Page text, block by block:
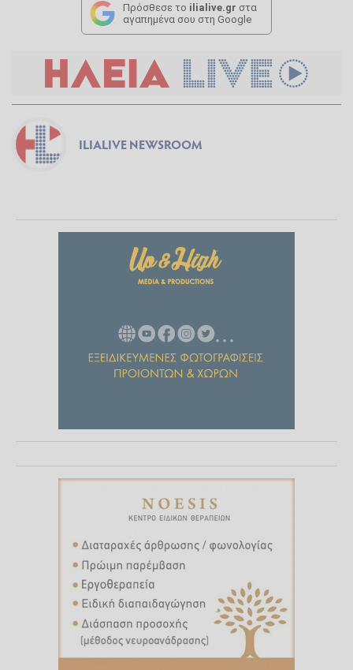
Πρόσθεσε το ilialive.gr στα
αγαπημένα σου στη Google
ILIALIVE NEWSROOM